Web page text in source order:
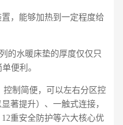
，能够加热到一定程度给
的水暖床垫的厚度仅仅只
便利。
控制简便，可以左右分区控
著提升）、一触式连接，
重安全防护等六大核心优